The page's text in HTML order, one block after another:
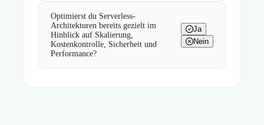
Optimierst du Serverless-
Architekturen bereits gezielt im
Hinblick auf Skalierung,
Kostenkontrolle, Sicherheit und
Performance?
Ja
Nein